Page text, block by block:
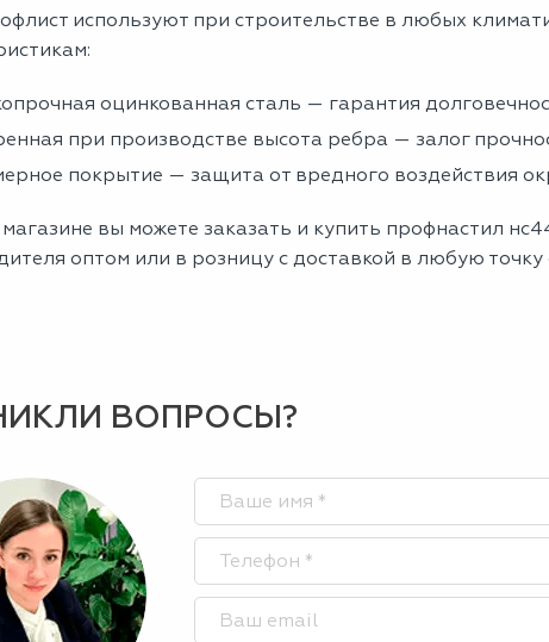
используют при строительстве в любых
оцинкованная сталь — гарантия
при производстве высота ребра — залог
покрытие — защита от вредного воздействия
вы можете заказать и купить профнастил
оптом или в розницу с доставкой в любую точку
ВОПРОСЫ?